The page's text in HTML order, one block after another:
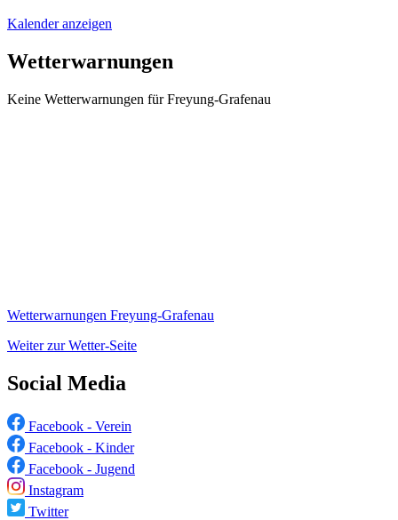
Kalender anzeigen
Wetterwarnungen
Keine Wetterwarnungen für Freyung-Grafenau
Wetterwarnungen Freyung-Grafenau
Weiter zur Wetter-Seite
Social Media
Facebook - Verein
Facebook - Kinder
Facebook - Jugend
Instagram
Twitter